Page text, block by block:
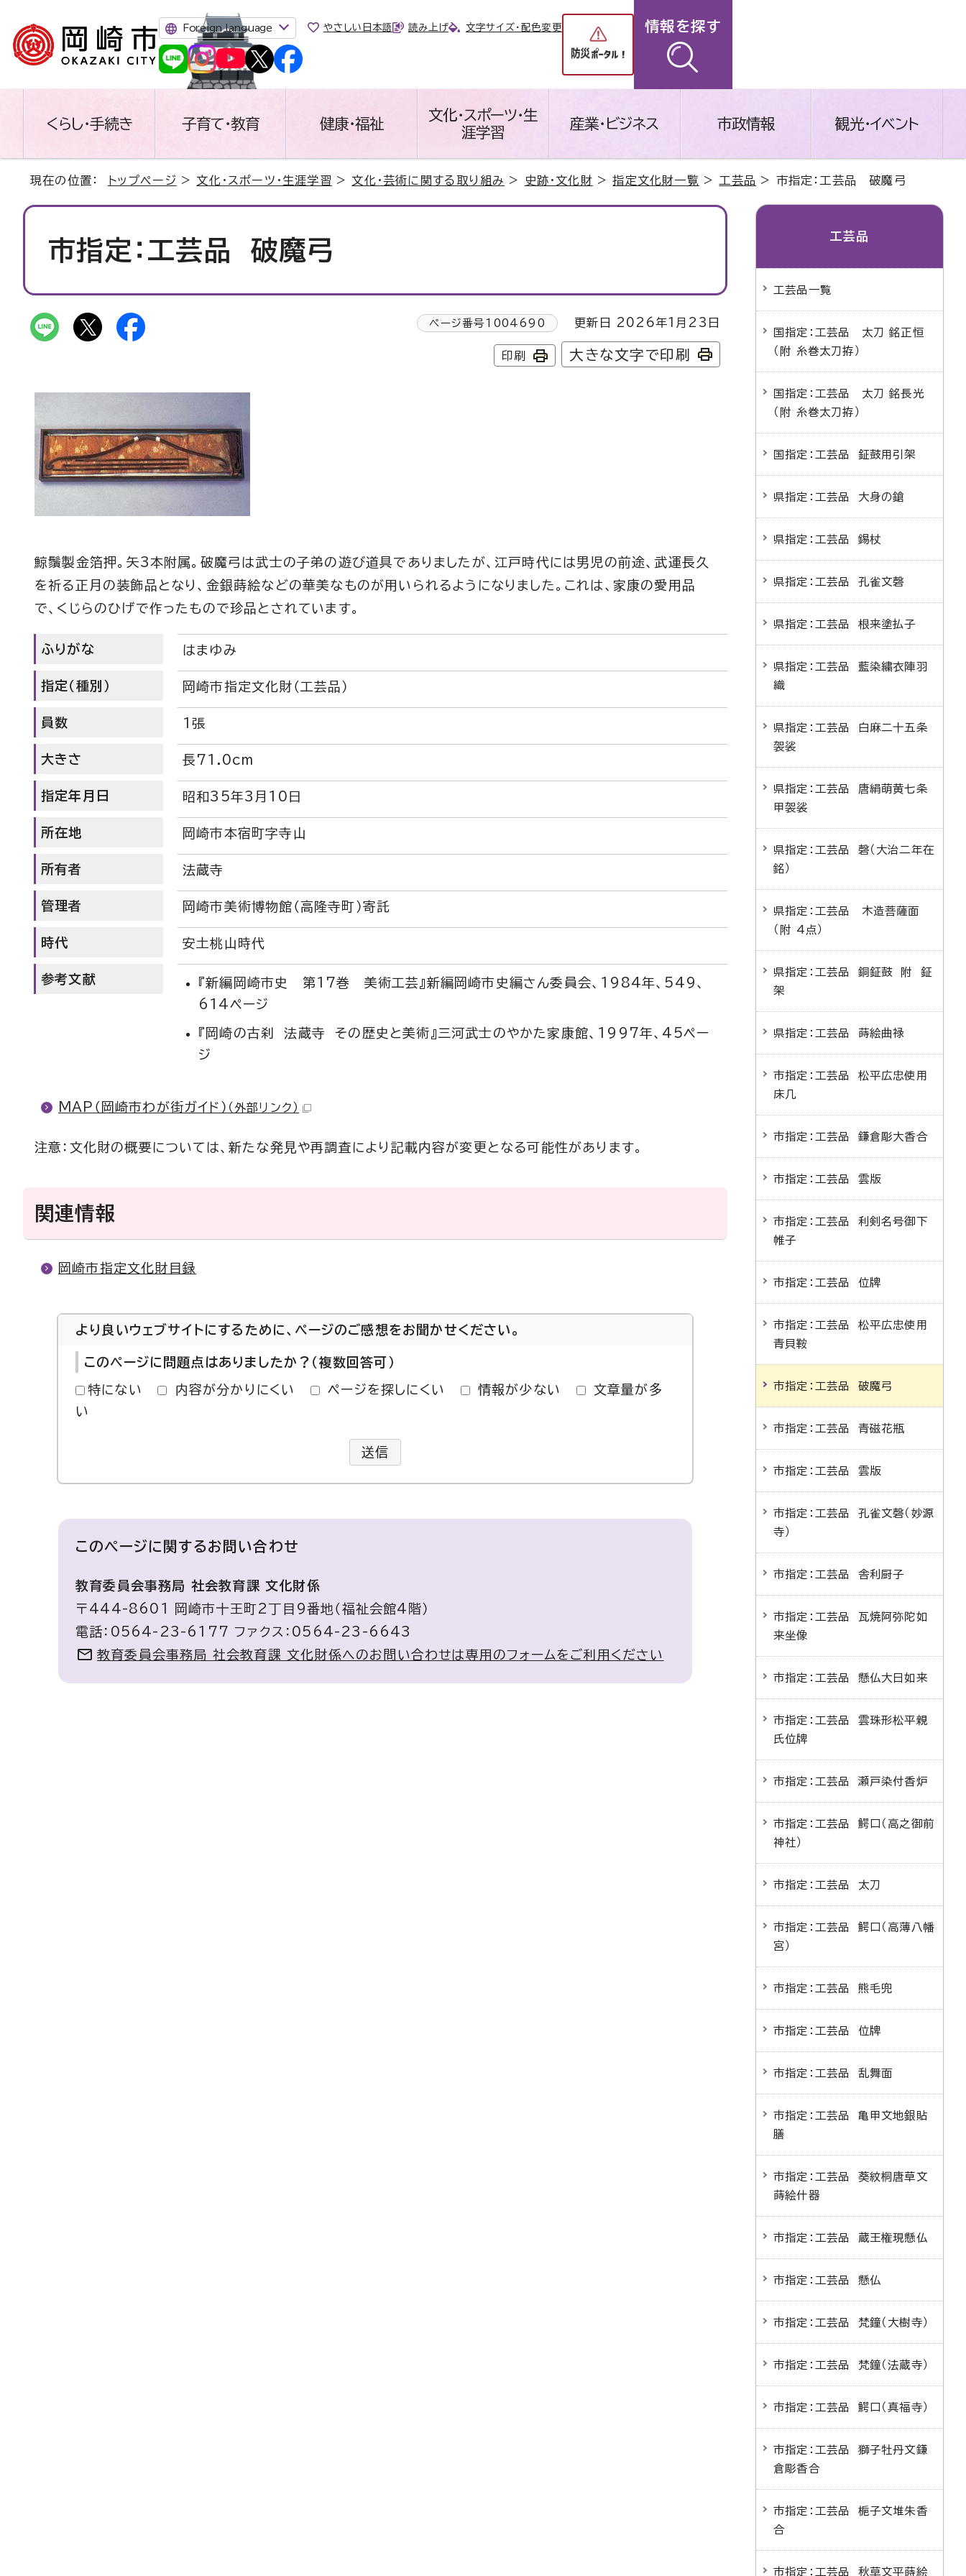
Foreign language やさしい日本語 読み上げ 文字サイズ・配色変更 情報を探す
くらし・手続き 子育て・教育 健康・福祉
文化・スポーツ・生
涯学習
産業・ビジネス 市政情報 観光・イベント
現在の位置： トップページ > 文化・スポーツ・生涯学習 > 文化・芸術に関する取り組み > 史跡・文化財 >指定文化財一覧 > 工芸品 > 市指定：工芸品 破魔弓
市指定：工芸品 破魔弓
ページ番号 1004690 更新日 2026年1月23日
印刷 大きな文字で印刷
鯨鬚製金箔押。矢3本附属。破魔弓は武士の子弟の遊び道具でありましたが、江戸時代には男児の前途、武運長久
を祈る正月の装飾品となり、金銀蒔絵などの華美なものが用いられるようになりました。これは、家康の愛用品
で、くじらのひげで作ったもので珍品とされています。
ふりがな はまゆみ
指定（種別） 岡崎市指定文化財（工芸品）
員数 1張
大きさ 長71.0cm
指定年月日 昭和35年3月10日
所在地 岡崎市本宿町字寺山
所有者 法蔵寺
管理者 岡崎市美術博物館（高隆寺町）寄託
時代 安土桃山時代
参考文献
『新編岡崎市史 第17巻 美術工芸』新編岡崎市史編さん委員会、1984年、549、
614ページ
『岡崎の古刹 法蔵寺 その歴史と美術』三河武士のやかた家康館、1997年、45ペー
ジ
MAP（岡崎市わが街ガイド） （外部リンク）
注意：文化財の概要については、新たな発見や再調査により記載内容が変更となる可能性があります。
関連情報
岡崎市指定文化財目録
より良いウェブサイトにするために、ページのご感想をお聞かせください。
このページに問題点はありましたか？（複数回答可）
特にない 内容が分かりにくい ページを探しにくい 情報が少ない
文章量が多
い
送信
このページに関するお問い合わせ
教育委員会事務局 社会教育課 文化財係
〒444-8601 岡崎市十王町2丁目9番地（福祉会館4階）
電話：0564-23-6177 ファクス：0564-23-6643
教育委員会事務局 社会教育課 文化財係へのお問い合わせは専用のフォームをご利用ください
工芸品
工芸品一覧
国指定：工芸品 太刀 銘正恒
（附 糸巻太刀拵）
国指定：工芸品 太刀 銘長光
（附 糸巻太刀拵）
国指定：工芸品 鉦鼓用引架
県指定：工芸品 大身の鎗
県指定：工芸品 錫杖
県指定：工芸品 孔雀文磬
県指定：工芸品 根来塗払子
県指定：工芸品 藍染繍衣陣羽
織
県指定：工芸品 白麻二十五条
袈裟
県指定：工芸品 唐絹萌黄七条
甲袈裟
県指定：工芸品 磬（大治二年在
銘）
県指定：工芸品 木造菩薩面
（附 4点）
県指定：工芸品 銅鉦鼓 附 鉦
架
県指定：工芸品 蒔絵曲禄
市指定：工芸品 松平広忠使用
床几
市指定：工芸品 鎌倉彫大香合
市指定：工芸品 雲版
市指定：工芸品 利剣名号御下
帷子
市指定：工芸品 位牌
市指定：工芸品 松平広忠使用
青貝鞍
市指定：工芸品 破魔弓
市指定：工芸品 青磁花瓶
市指定：工芸品 雲版
市指定：工芸品 孔雀文磬（妙源
寺）
市指定：工芸品 舎利厨子
市指定：工芸品 瓦焼阿弥陀如
来坐像
市指定：工芸品 懸仏大日如来
市指定：工芸品 雲珠形松平親
氏位牌
市指定：工芸品 瀬戸染付香炉
市指定：工芸品 鰐口（高之御前
神社）
市指定：工芸品 太刀
市指定：工芸品 鰐口（高薄八幡
宮）
市指定：工芸品 熊毛兜
市指定：工芸品 位牌
市指定：工芸品 乱舞面
市指定：工芸品 亀甲文地銀貼
膳
市指定：工芸品 葵紋桐唐草文
蒔絵什器
市指定：工芸品 蔵王権現懸仏
市指定：工芸品 懸仏
市指定：工芸品 梵鐘（大樹寺）
市指定：工芸品 梵鐘（法蔵寺）
市指定：工芸品 鰐口（真福寺）
市指定：工芸品 獅子牡丹文鎌
倉彫香合
市指定：工芸品 梔子文堆朱香
合
市指定：工芸品 秋草文平蒔絵